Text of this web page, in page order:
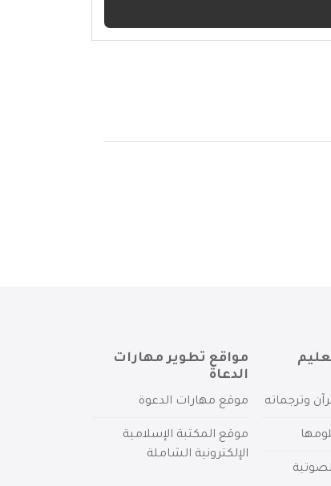
وترجماته
مواقع تطوير مهارات
الدعاة
موقع مهارات الدعوة
موقع المكتبة الإسلامية
الإلكترونية الشاملة